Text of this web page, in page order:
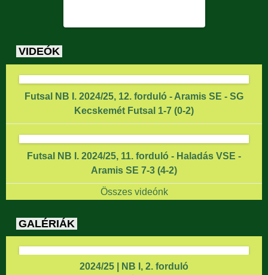
VIDEÓK
Futsal NB I. 2024/25, 12. forduló - Aramis SE - SG
Kecskemét Futsal 1-7 (0-2)
Futsal NB I. 2024/25, 11. forduló - Haladás VSE -
Aramis SE 7-3 (4-2)
Összes videónk
GALÉRIÁK
2024/25 | NB I, 2. forduló